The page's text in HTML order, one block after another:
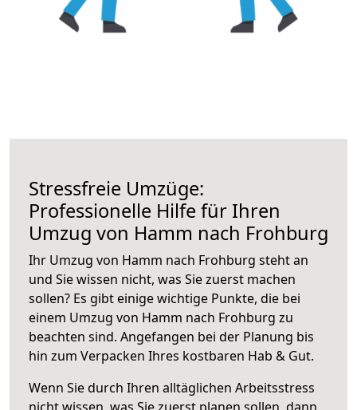
Stressfreie Umzüge:
Professionelle Hilfe für Ihren
Umzug von Hamm nach Frohburg
Ihr Umzug von Hamm nach Frohburg steht an
und Sie wissen nicht, was Sie zuerst machen
sollen? Es gibt einige wichtige Punkte, die bei
einem Umzug von Hamm nach Frohburg zu
beachten sind. Angefangen bei der Planung bis
hin zum Verpacken Ihres kostbaren Hab & Gut.
Wenn Sie durch Ihren alltäglichen Arbeitsstress